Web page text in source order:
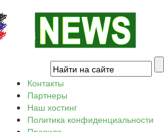
Контакты
Партнеры
Наш хостинг
Политика конфиденциальности